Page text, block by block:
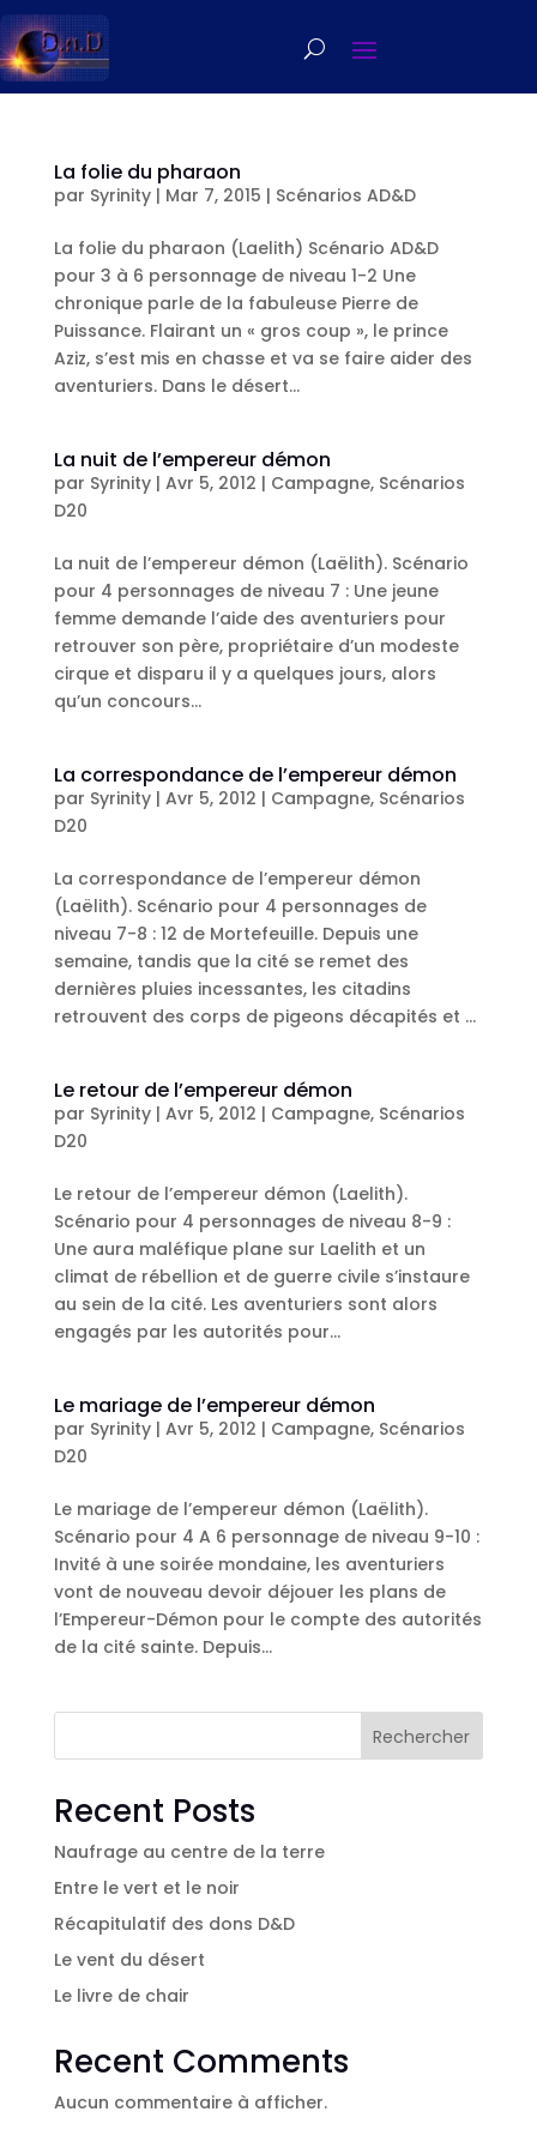
La folie du pharaon
par Syrinity| Mar 7, 2015 | Scénarios AD&D
La folie du pharaon (Laelith) Scénario AD&D
pour 3 à 6 personnage de niveau 1-2 Une
chronique parle de la fabuleuse Pierre de
Puissance. Flairant un « gros coup », le prince
Aziz, s’est mis en chasse et va se faire aider des
aventuriers. Dans le désert...
La nuit de l’empereur démon
par Syrinity| Avr 5, 2012 | Campagne, Scénarios
D20
La nuit de l’empereur démon (Laëlith). Scénario
pour 4 personnages de niveau 7 : Une jeune
femme demande l’aide des aventuriers pour
retrouver son père, propriétaire d’un modeste
cirque et disparu il y a quelques jours, alors
qu’un concours...
La correspondance de l’empereur démon
par Syrinity| Avr 5, 2012 | Campagne, Scénarios
D20
La correspondance de l’empereur démon
(Laëlith). Scénario pour 4 personnages de
niveau 7-8 : 12 de Mortefeuille. Depuis une
semaine, tandis que la cité se remet des
dernières pluies incessantes, les citadins
retrouvent des corps de pigeons décapités et ...
Le retour de l’empereur démon
par Syrinity| Avr 5, 2012 | Campagne, Scénarios
D20
Le retour de l’empereur démon (Laelith).
Scénario pour 4 personnages de niveau 8-9 :
Une aura maléfique plane sur Laelith et un
climat de rébellion et de guerre civile s’instaure
au sein de la cité. Les aventuriers sont alors
engagés par les autorités pour...
Le mariage de l’empereur démon
par Syrinity| Avr 5, 2012 | Campagne, Scénarios
D20
Le mariage de l’empereur démon (Laëlith).
Scénario pour 4 A 6 personnage de niveau 9-10 :
Invité à une soirée mondaine, les aventuriers
vont de nouveau devoir déjouer les plans de
l’Empereur-Démon pour le compte des autorités
de la cité sainte. Depuis...
Rechercher
Recent Posts
Naufrage au centre de la terre
Entre le vert et le noir
Récapitulatif des dons D&D
Le vent du désert
Le livre de chair
Recent Comments
Aucun commentaire à afficher.